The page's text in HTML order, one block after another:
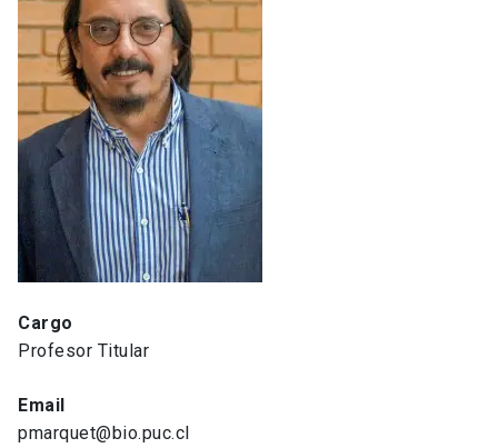
Cargo
Profesor Titular
Email
pmarquet@bio.puc.cl